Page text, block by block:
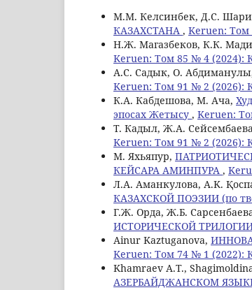
М.М. Келсинбек, Д.С.
КАЗАХСТАНА , Keruen: Том
Н.Ж. Магазбеков, К.К.
Keruen: Том 85 № 4 (2024):
А.С. Садык, О.
Keruen: Том 91 № 2 (2026):
К.А. Кабдешова, M. Ача,
эпосах Жетысу , Keruen:
Т. Кадыл, Ж.А.
Keruen: Том 91 № 2 (2026):
М. Яхьяпур,
КЕЙСАРА АМИНПУРА ,
Л.А. Аманкулова, A.K.
КАЗАХСКОЙ ПОЭЗИИ (по
Г.Ж. Орда, Ж.Б.
ИСТОРИЧЕСКОЙ
Ainur Kaztuganova,
Keruen: Том 74 № 1 (2022):
Khamraev A.Т.,
АЗЕРБАЙДЖАНСКОМ